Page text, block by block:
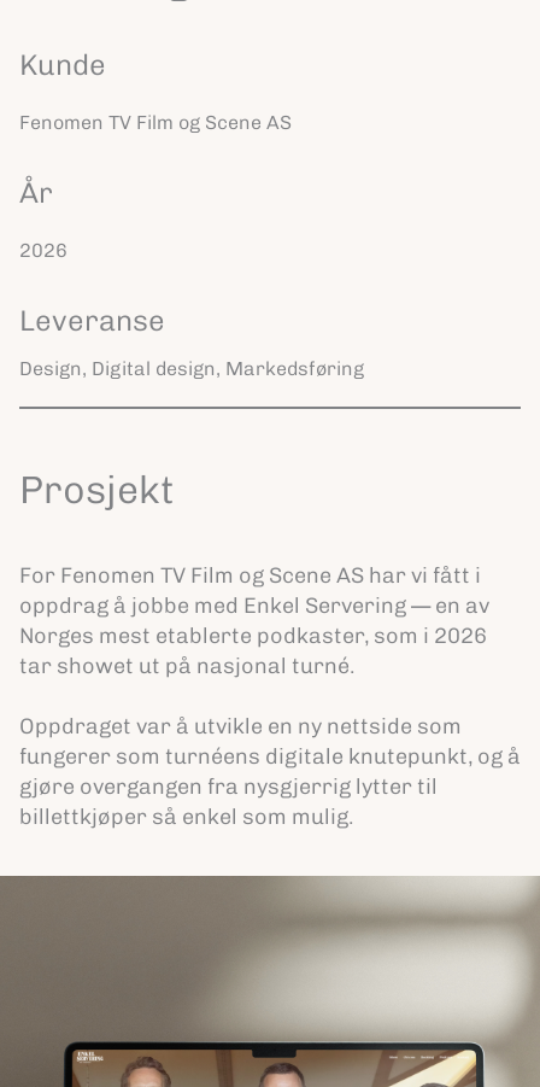
Kunde
Fenomen TV Film og Scene AS
År
2026
Leveranse
Design, Digital design, Markedsføring
Prosjekt
For Fenomen TV Film og Scene AS har vi fått i
oppdrag å jobbe med Enkel Servering — en av
Norges mest etablerte podkaster, som i 2026
tar showet ut på nasjonal turné.
Oppdraget var å utvikle en ny nettside som
fungerer som turnéens digitale knutepunkt, og å
gjøre overgangen fra nysgjerrig lytter til
billettkjøper så enkel som mulig.